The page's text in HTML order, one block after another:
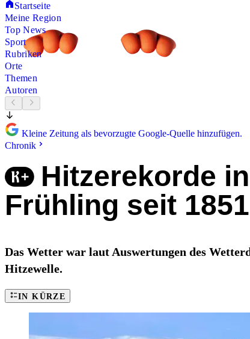
Startseite
Meine Region
Top News
Sport
Rubriken
Orte
Themen
Autoren
Kleine Zeitung als bevorzugte Google-Quelle hinzufügen.
Chronik
Hitzerekorde
Frühling seit 1851
Das Wetter war laut Auswertungen des
Hitzewelle.
IN KÜRZE